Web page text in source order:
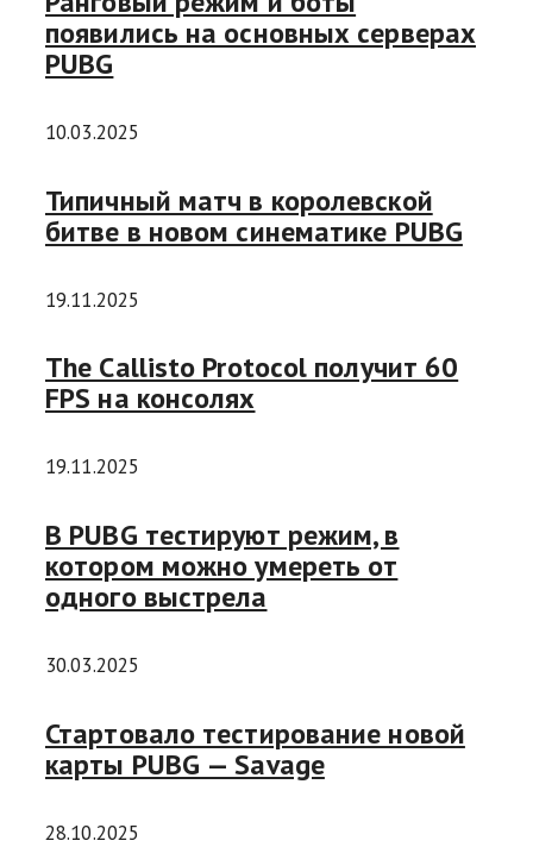
появились на основных серверах
PUBG
10.03.2025
Типичный матч в королевской
битве в новом синематике PUBG
19.11.2025
The Callisto Protocol получит 60
FPS на консолях
19.11.2025
В PUBG тестируют режим, в
котором можно умереть от
одного выстрела
30.03.2025
Стартовало тестирование новой
карты PUBG — Savage
28.10.2025